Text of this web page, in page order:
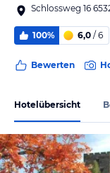
Schlossweg 16
100% 6,0 / 6
Bewerten
Hotelübersicht